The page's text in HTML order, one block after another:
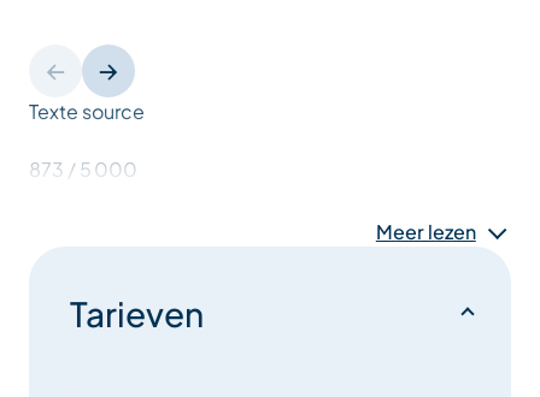
Texte source
873 / 5 000
Meer lezen
Tarieven